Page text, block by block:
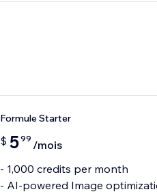
Formule Starter
$ 599 /mois
- 1,000 credits per month
- AI-powered Image